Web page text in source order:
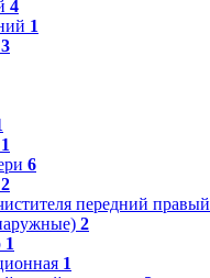
4
1
3
1
6
2
передний правый
2
1
1